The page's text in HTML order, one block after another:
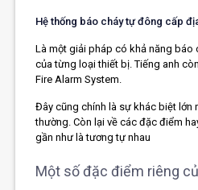
Hệ thống báo cháy tự đông cấp
Là một giải pháp có khả năng báo
của từng loại thiết bị. Tiếng anh
Fire Alarm System.
Đây cũng chính là sự khác biệt lớn
thường. Còn lại về các đặc điểm
gần như là tương tự nhau
Một số đặc điểm riêng